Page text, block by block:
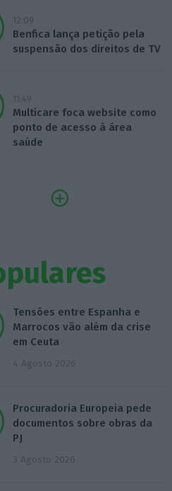
12:09
Benfica lança petição pela
suspensão dos direitos de TV
11:49
Multicare foca website como
ponto de acesso à área
saúde
Tensões entre Espanha e
Marrocos vão além da crise
em Ceuta
4 Agosto 2026
Procuradoria Europeia pede
documentos sobre obras da
PJ
3 Agosto 2026